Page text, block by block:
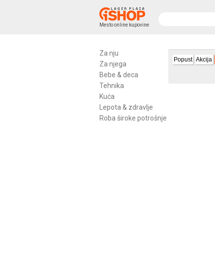
Mesto online kupovine
Za nju
Za njega
Bebe & deca
Tehnika
Kuća
Lepota & zdravlje
Roba široke potrošnje
Popust Akcija